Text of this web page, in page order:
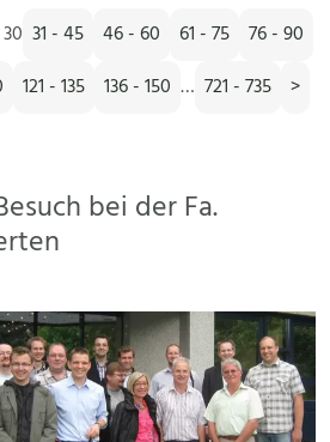
31 - 45 46 - 60 61 - 75
76 - 90
121 - 135 136 - 150 … 721 - 735
>
bei der Fa.